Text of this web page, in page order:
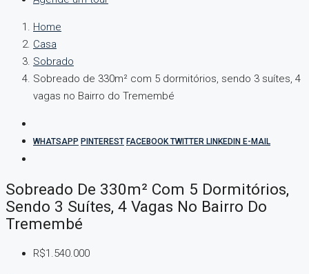
Home
Casa
Sobrado
Sobreado de 330m² com 5 dormitórios, sendo 3 suítes, 4
vagas no Bairro do Tremembé
WHATSAPP PINTEREST FACEBOOKTWITTER LINKEDIN E-MAIL
Sobreado De 330m² Com 5 Dormitórios,
Sendo 3 Suítes, 4 Vagas No Bairro Do
Tremembé
R$1.540.000